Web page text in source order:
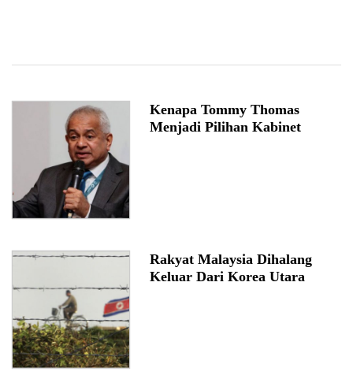
Kenapa Tommy Thomas
Menjadi Pilihan Kabinet
Rakyat Malaysia Dihalang
Keluar Dari Korea Utara